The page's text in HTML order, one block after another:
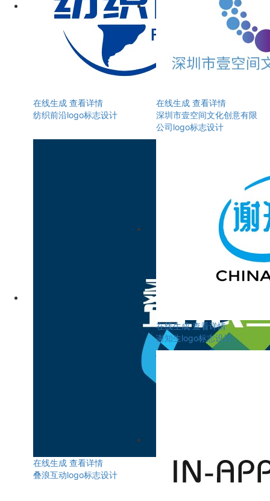
在线生成 查看详情
纺织前沿logo标志设计
在线生成 查看详情
深圳市壹空间文化创意有限
公司logo标志设计
在线生成 查看详情
叠浪互动logo标志设计
在线生成 查看详情
谢知生logo标志设计